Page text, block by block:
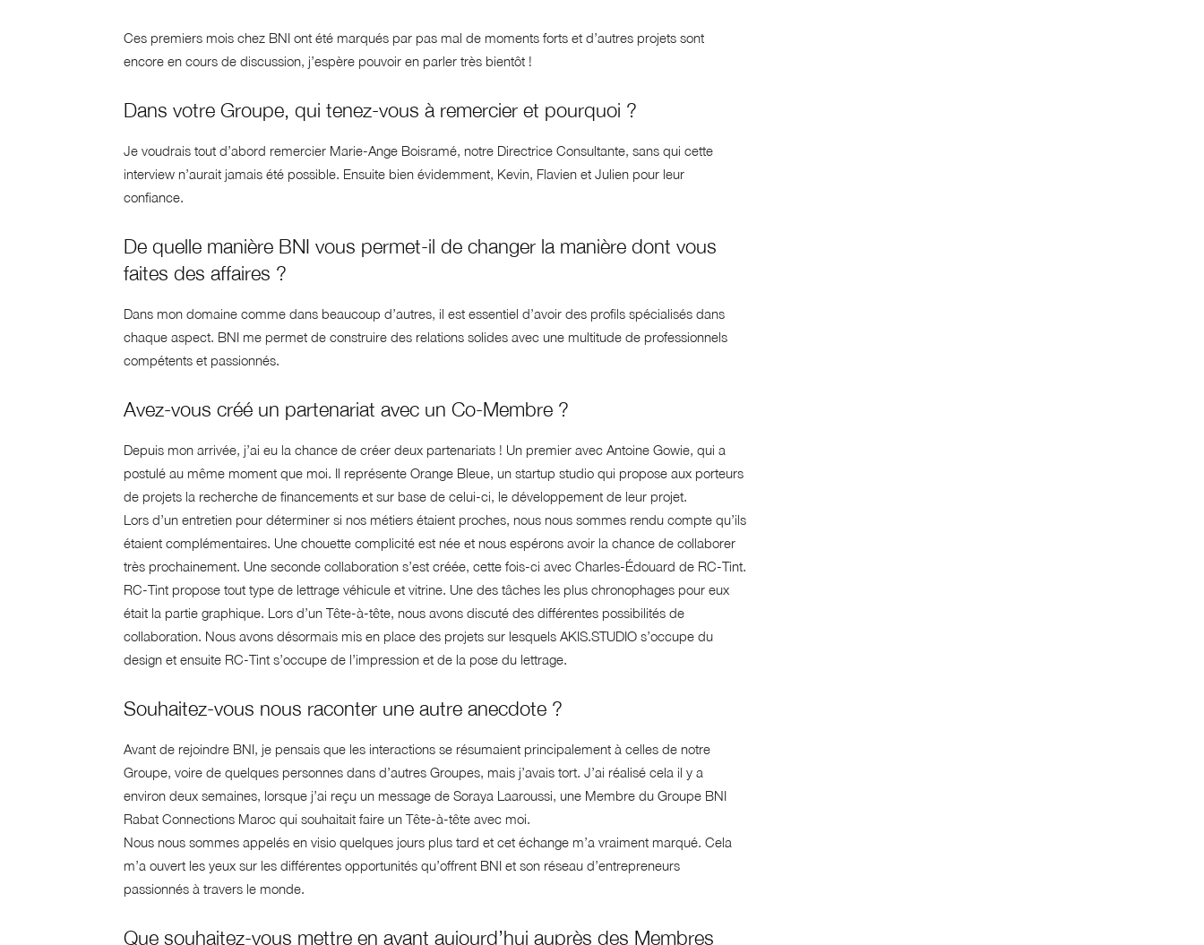
Ces premiers mois chez BNI ont été marqués par pas mal de moments forts et d’autres projets sont
encore en cours de discussion, j’espère pouvoir en parler très bientôt !
Dans votre Groupe, qui tenez-vous à remercier et pourquoi ?
Je voudrais tout d’abord remercier Marie-Ange Boisramé, notre Directrice Consultante, sans qui cette
interview n’aurait jamais été possible. Ensuite bien évidemment, Kevin, Flavien et Julien pour leur
confiance.
De quelle manière BNI vous permet-il de changer la manière dont vous
faites des affaires ?
Dans mon domaine comme dans beaucoup d’autres, il est essentiel d’avoir des profils spécialisés dans
chaque aspect. BNI me permet de construire des relations solides avec une multitude de professionnels
compétents et passionnés.
Avez-vous créé un partenariat avec un Co-Membre ?
Depuis mon arrivée, j’ai eu la chance de créer deux partenariats ! Un premier avec Antoine Gowie, qui a
postulé au même moment que moi. Il représente Orange Bleue, un startup studio qui propose aux porteurs
de projets la recherche de financements et sur base de celui-ci, le développement de leur projet.
Lors d’un entretien pour déterminer si nos métiers étaient proches, nous nous sommes rendu compte qu’ils
étaient complémentaires. Une chouette complicité est née et nous espérons avoir la chance de collaborer
très prochainement. Une seconde collaboration s’est créée, cette fois-ci avec Charles-Édouard de RC-Tint.
RC-Tint propose tout type de lettrage véhicule et vitrine. Une des tâches les plus chronophages pour eux
était la partie graphique. Lors d’un Tête-à-tête, nous avons discuté des différentes possibilités de
collaboration. Nous avons désormais mis en place des projets sur lesquels AKIS.STUDIO s’occupe du
design et ensuite RC-Tint s’occupe de l’impression et de la pose du lettrage.
Souhaitez-vous nous raconter une autre anecdote ?
Avant de rejoindre BNI, je pensais que les interactions se résumaient principalement à celles de notre
Groupe, voire de quelques personnes dans d’autres Groupes, mais j’avais tort. J’ai réalisé cela il y a
environ deux semaines, lorsque j’ai reçu un message de Soraya Laaroussi, une Membre du Groupe BNI
Rabat Connections Maroc qui souhaitait faire un Tête-à-tête avec moi.
Nous nous sommes appelés en visio quelques jours plus tard et cet échange m’a vraiment marqué. Cela
m’a ouvert les yeux sur les différentes opportunités qu’offrent BNI et son réseau d’entrepreneurs
passionnés à travers le monde.
Que souhaitez-vous mettre en avant aujourd’hui auprès des Membres